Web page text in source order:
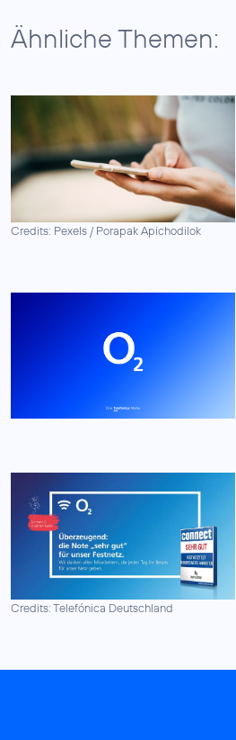
Ähnliche Themen:
Credits: Pexels / Porapak Apichodilok
Credits: Telefónica Deutschland